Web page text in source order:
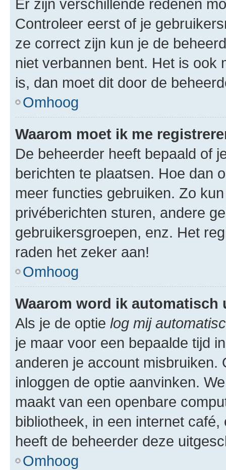
Er zijn verschillende redenen
Controleer eerst of je
ze correct zijn kun je de
niet verbannen bent. Het is ook
is, dan moet dit door de
Omhoog
Waarom moet ik me
De beheerder heeft bepaald of
berichten te plaatsen. Hoe dan
meer functies gebruiken. Zo
privéberichten sturen, andere
gebruikersgroepen, enz. Het
raden het zeker aan!
Omhoog
Waarom word ik automatisch
Als je de optie log mij
je maar voor een bepaalde tijd
anderen je account misbruiken.
inloggen de optie aanvinken.
maakt van een openbare
bibliotheek, in een internet
heeft de beheerder deze
Omhoog